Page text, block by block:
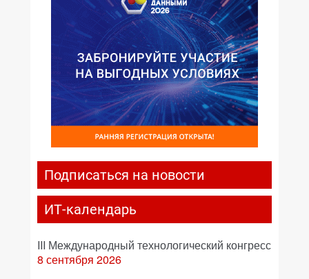
Подписаться на новости
ИТ-календарь
III Международный технологический конгресс
8 сентября 2026